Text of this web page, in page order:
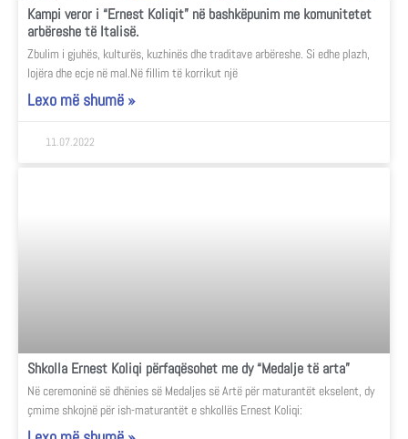
Kampi veror i “Ernest Koliqit” në bashkëpunim me komunitetet
arbëreshe të Italisë.
Zbulim i gjuhës, kulturës, kuzhinës dhe traditave arbëreshe. Si edhe plazh,
lojëra dhe ecje në mal.Në fillim të korrikut një
Lexo më shumë »
11.07.2022
Shkolla Ernest Koliqi përfaqësohet me dy “Medalje të arta”
Në ceremoninë së dhënies së Medaljes së Artë për maturantët ekselent, dy
çmime shkojnë për ish-maturantët e shkollës Ernest Koliqi: